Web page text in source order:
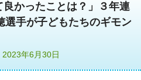
良かったことは？」３年連
選手が子どもたちのギモン
年6月30日